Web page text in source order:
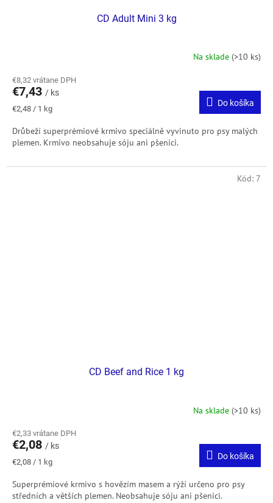
CD Adult Mini 3 kg
Na sklade (>10 ks)
€8,32 vrátane DPH
€7,43 / ks
Jednotková
€2,48 / 1 kg
Do košíka
Drůbeží superprémiové krmivo speciálně vyvinuto pro psy malých
plemen. Krmivo neobsahuje sóju ani pšenici.
CD Beef and Rice 1 kg
Na sklade (>10 ks)
€2,33 vrátane DPH
€2,08 / ks
Jednotková
€2,08 / 1 kg
Do košíka
Superprémiové krmivo s hovězím masem a rýží určeno pro psy
středních a větších plemen. Neobsahuje sóju ani pšenici.
Kód: 7